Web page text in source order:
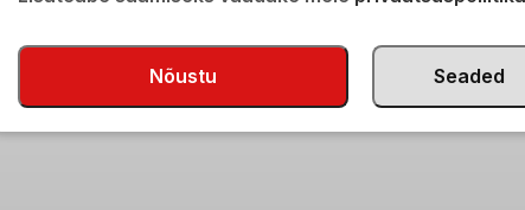
Nõustu Seaded